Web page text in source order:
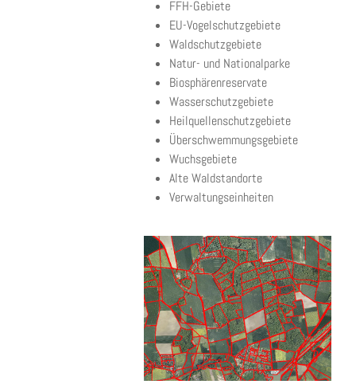
FFH-Gebiete
EU-Vogelschutzgebiete
Waldschutzgebiete
Natur- und Nationalparke
Biosphärenreservate
Wasserschutzgebiete
Heilquellenschutzgebiete
Überschwemmungsgebiete
Wuchsgebiete
Alte Waldstandorte
Verwaltungseinheiten